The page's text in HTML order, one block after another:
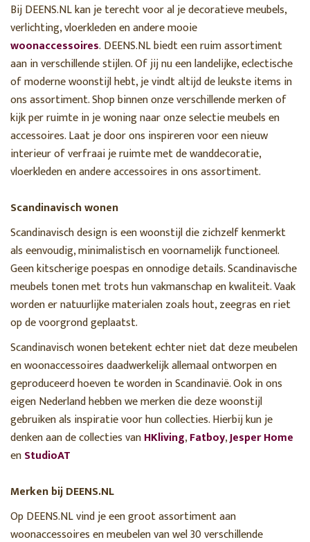
Bij DEENS.NL kan je terecht voor al je decoratieve meubels,
verlichting, vloerkleden en andere mooie
woonaccessoires. DEENS.NL biedt een ruim assortiment
aan in verschillende stijlen. Of jij nu een landelijke, eclectische
of moderne woonstijl hebt, je vindt altijd de leukste items in
ons assortiment. Shop binnen onze verschillende merken of
kijk per ruimte in je woning naar onze selectie meubels en
accessoires. Laat je door ons inspireren voor een nieuw
interieur of verfraai je ruimte met de wanddecoratie,
vloerkleden en andere accessoires in ons assortiment.
Scandinavisch wonen
Scandinavisch design is een woonstijl die zichzelf kenmerkt
als eenvoudig, minimalistisch en voornamelijk functioneel.
Geen kitscherige poespas en onnodige details. Scandinavische
meubels tonen met trots hun vakmanschap en kwaliteit. Vaak
worden er natuurlijke materialen zoals hout, zeegras en riet
op de voorgrond geplaatst.
Scandinavisch wonen betekent echter niet dat deze meubelen
en woonaccessoires daadwerkelijk allemaal ontworpen en
geproduceerd hoeven te worden in Scandinavië. Ook in ons
eigen Nederland hebben we merken die deze woonstijl
gebruiken als inspiratie voor hun collecties. Hierbij kun je
denken aan de collecties vanHKliving,Fatboy,Jesper Home
enStudioAT
Merken bij DEENS.NL
Op DEENS.NL vind je een groot assortiment aan
woonaccessoires en meubelen van wel 30 verschillende